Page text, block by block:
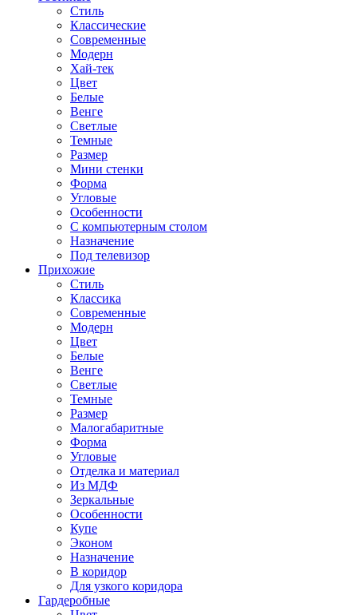
Стиль
Классические
Современные
Модерн
Хай-тек
Цвет
Белые
Венге
Светлые
Темные
Размер
Мини стенки
Форма
Угловые
Особенности
С компьютерным столом
Назначение
Под телевизор
Прихожие
Стиль
Классика
Современные
Модерн
Цвет
Белые
Венге
Светлые
Темные
Размер
Малогабаритные
Форма
Угловые
Отделка и материал
Из МДФ
Зеркальные
Особенности
Купе
Эконом
Назначение
В коридор
Для узкого коридора
Гардеробные